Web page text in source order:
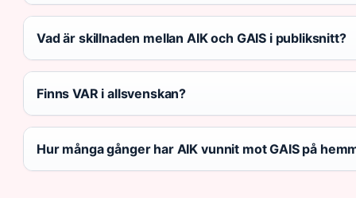
Vad är skillnaden mellan AIK och GAIS i publiksnitt?
Finns VAR i allsvenskan?
Hur många gånger har AIK vunnit mot GAIS på